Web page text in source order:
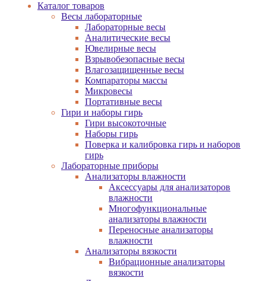
Каталог товаров
Весы лабораторные
Лабораторные весы
Аналитические весы
Ювелирные весы
Взрывобезопасные весы
Влагозащищенные весы
Компараторы массы
Микровесы
Портативные весы
Гири и наборы гирь
Гири высокоточные
Наборы гирь
Поверка и калибровка гирь и наборов
гирь
Лабораторные приборы
Анализаторы влажности
Аксессуары для анализаторов
влажности
Многофункциональные
анализаторы влажности
Переносные анализаторы
влажности
Анализаторы вязкости
Вибрационные анализаторы
вязкости